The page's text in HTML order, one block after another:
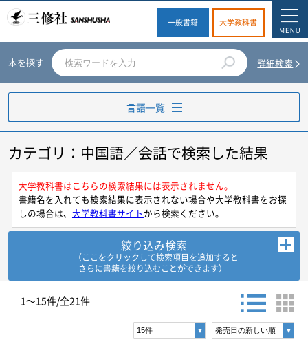
一般書籍 大学教科書
本を探す 詳細検索
言語一覧
英語
ドイツ語
フランス語
カテゴリ：中国語／会話で検索した結果
大学教科書はこちらの検索結果には表示されません。
書籍名を入れても検索結果に表示されない場合や大学教科書をお探
しの場合は、 大学教科書サイトから検索ください。
絞り込み検索
（ここをクリックして検索項目を追加すると
さらに書籍を絞り込むことができます）
書名・著者名などの各複数条件で検索できます。
情報を入力、選択後検索ボタンを押してください。
1～15件/全21件